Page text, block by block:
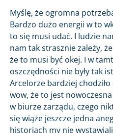
Myślę, że ogromna
Bardzo dużo energii w to
to się musi udać. I ludzie
nam tak strasznie zależy,
że to musi być okej. I w
oszczędności nie były tak
Arcelorze bardziej
wow, że to jest
w biurze zarządu, czego
się wiąże jeszcze jedna
historiach my nie